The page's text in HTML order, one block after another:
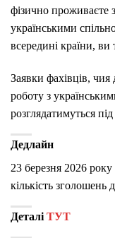
фізично проживаєте
українськими
всередині країни,
Заявки фахівців,
роботу з
розглядатимуться під
Дедлайн
23 березня 2026
кількість зголошень
Деталі ТУТ